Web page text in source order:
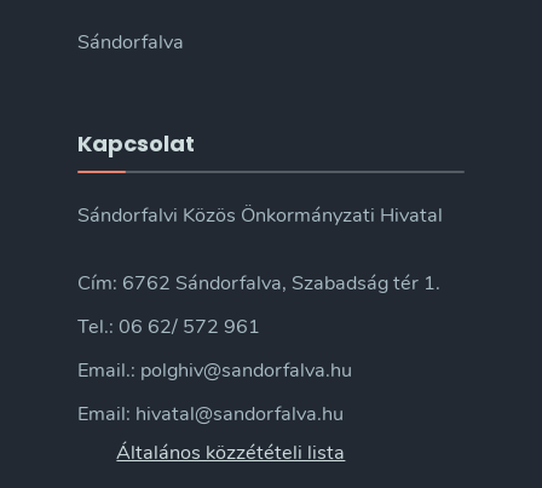
Sándorfalva
Kapcsolat
Sándorfalvi Közös Önkormányzati Hivatal
Cím: 6762 Sándorfalva, Szabadság tér 1.
Tel.: 06 62/ 572 961
Email.: polghiv@sandorfalva.hu
Email: hivatal@sandorfalva.hu
Általános közzétételi lista